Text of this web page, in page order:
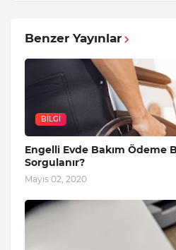
Benzer Yayınlar
BILGI
Engelli Evde Bakım Ödeme
Sorgulanır?
Mayıs 02, 2020